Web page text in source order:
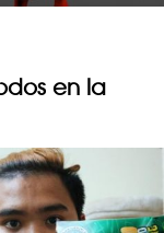
en la